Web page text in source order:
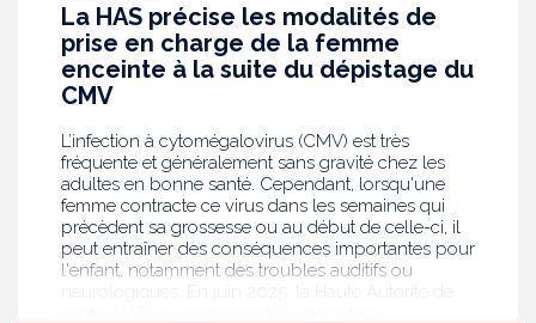
La HAS précise les modalités de
prise en charge de la femme
enceinte à la suite du dépistage du
CMV
L’infection à cytomégalovirus (CMV) est très
fréquente et généralement sans gravité chez les
adultes en bonne santé. Cependant, lorsqu'une
femme contracte ce virus dans les semaines qui
précèdent sa grossesse ou au début de celle-ci, il
peut entraîner des conséquences importantes pour
l'enfant, notamment des troubles auditifs ou